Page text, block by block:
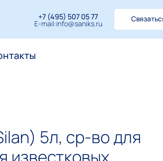
+7 (495) 507 05 77
E-mail:info@saniks.ru
5л, ср-во для